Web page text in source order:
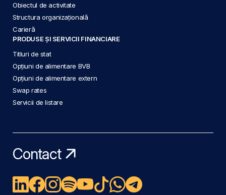
Obiectul de activitate
Structura organizațională
Carieră
PRODUSE ȘI SERVICII FINANCIARE
Titluri de stat
Opțiuni de alimentare BVB
Opțiuni de alimentare extern
Swap rates
Servicii de listare
Contact